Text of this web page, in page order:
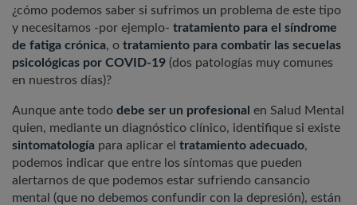
¿cómo podemos saber si sufrimos un problema de este tipo
y necesitamos -por ejemplo- tratamiento para el síndrome
de fatiga crónica, o tratamiento para combatir las secuelas
psicológicas por COVID-19 (dos patologías muy comunes
en nuestros días)?
Aunque ante todo debe ser un profesional en Salud Mental
quien, mediante un diagnóstico clínico, identifique si existe
sintomatología para aplicar el tratamiento adecuado,
podemos indicar que entre los síntomas que pueden
alertarnos de que podemos estar sufriendo cansancio
mental (que no debemos confundir con la depresión), están